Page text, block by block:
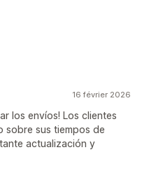
16 février 2026
los envíos! Los clientes
sobre sus tiempos de
actualización y